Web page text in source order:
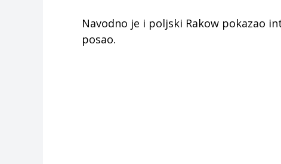
Navodno je i poljski Rakow pokazao
posao.